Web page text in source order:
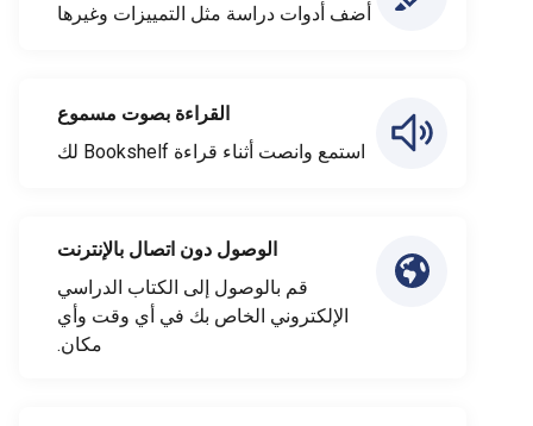
أضف أدوات دراسة مثل التمييزات وغيرها
القراءة بصوت مسموع
استمع وانصت أثناء قراءة Bookshelf لك
الوصول دون اتصال بالإنترنت
قم بالوصول إلى الكتاب الدراسي
الإلكتروني الخاص بك في أي وقت وأي
مكان.